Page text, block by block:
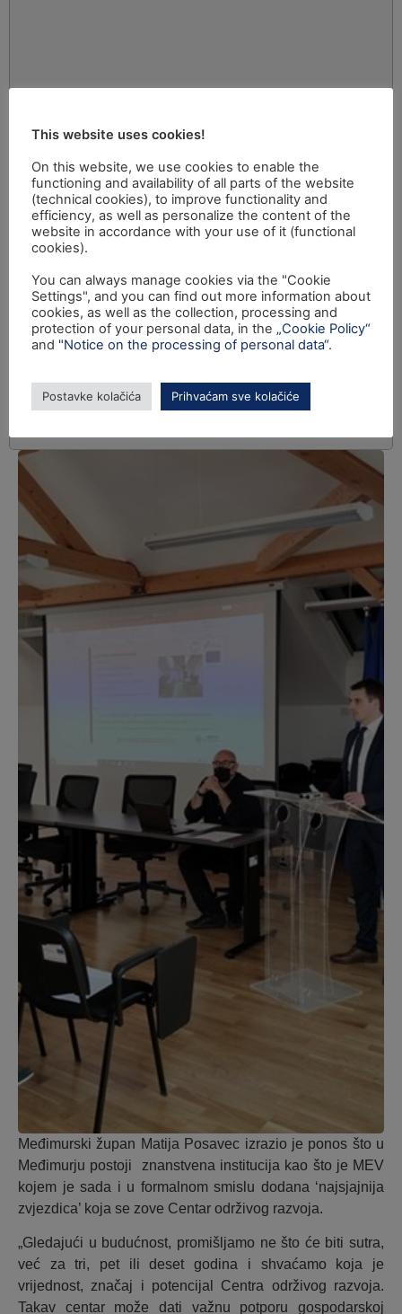
Međimurski župan Matija Posavec izrazio je ponos što u
Međimurju postoji znanstvena institucija kao što je MEV
kojem je sada i u formalnom smislu dodana ‘najsjajnija
zvjezdica’ koja se zove Centar održivog razvoja.
„Gledajući u budućnost, promišljamo ne što će biti sutra,
već za tri, pet ili deset godina i shvaćamo koja je
vrijednost, značaj i potencijal Centra održivog razvoja.
Takav centar može dati važnu potporu gospodarskoj
This website uses cookies!
On this website, we use cookies to enable the
functioning and availability of all parts of the website
(technical cookies), to improve functionality and
efficiency, as well as personalize the content of the
website in accordance with your use of it (functional
cookies).
You can always manage cookies via the "Cookie
Settings", and you can find out more information about
cookies, as well as the collection, processing and
protection of your personal data, in the „Cookie Policy“
and "Notice on the processing of personal data“.
Postavke kolačića Prihvaćam sve kolačiće